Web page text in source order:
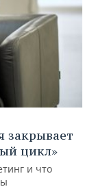
закрывает
цикл»
и что